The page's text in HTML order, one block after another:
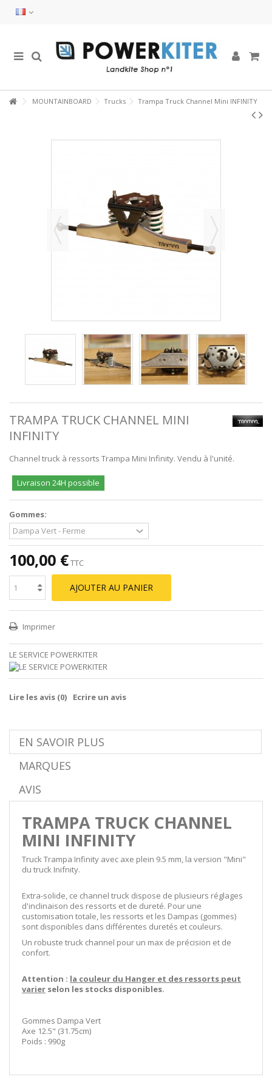
MOUNTAINBOARD Trucks Trampa Truck Channel Mini INFINITY
TRAMPA TRUCK CHANNEL MINI
INFINITY
Channel truck à ressorts Trampa Mini Infinity. Vendu à l'unité.
Livraison 24H possible
Gommes:
100,00 €TTC
AJOUTER AU PANIER
Imprimer
LE SERVICE POWERKITER
Lire les avis (0) Ecrire un avis
EN SAVOIR PLUS
MARQUES
AVIS
TRAMPA TRUCK CHANNEL
MINI INFINITY
Truck Trampa Infinity avec axe plein 9.5 mm, la version "Mini"
du truck Inifnity.
Extra-solide, ce channel truck dispose de plusieurs réglages
d'inclinaison des ressorts et de dureté. Pour une
customisation totale, les ressorts et les Dampas (gommes)
sont disponibles dans différentes duretés et couleurs.
Un robuste truck channel pour un max de précision et de
confort.
Attention : la couleur du Hanger et des ressorts peut
varier selon les stocks disponibles.
Gommes Dampa Vert
Axe 12.5" (31.75cm)
Poids : 990g